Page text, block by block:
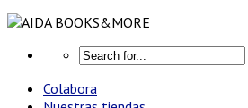
Colabora